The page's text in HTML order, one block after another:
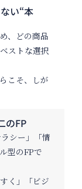
い“本
、
どの商品
ストな選択
こそ、しが
のFP
シー」「情
型のFPで
く」「ビジ